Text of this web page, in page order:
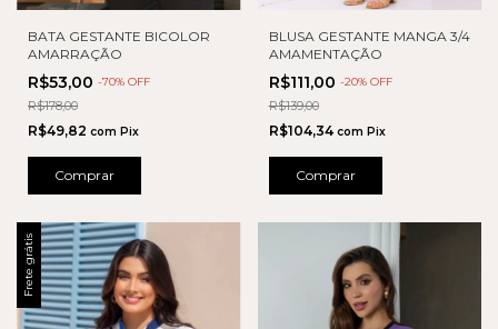
BATA GESTANTE BICOLOR
AMARRAÇÃO
R$53,00 -70% OFF
R$178,00
R$49,82 com Pix
Comprar
BLUSA GESTANTE MANGA 3/4
AMAMENTAÇÃO
R$111,00 -20% OFF
R$139,00
R$104,34 com Pix
Comprar
Frete grátis